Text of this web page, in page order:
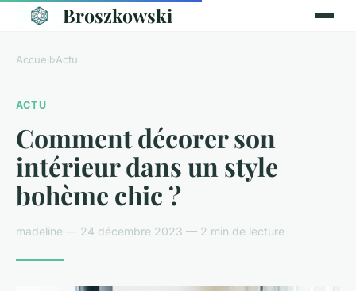
Broszkowski
Accueil›Actu
ACTU
Comment décorer son
intérieur dans un style
bohème chic ?
madeline — 24 décembre 2023 — 2 min de lecture